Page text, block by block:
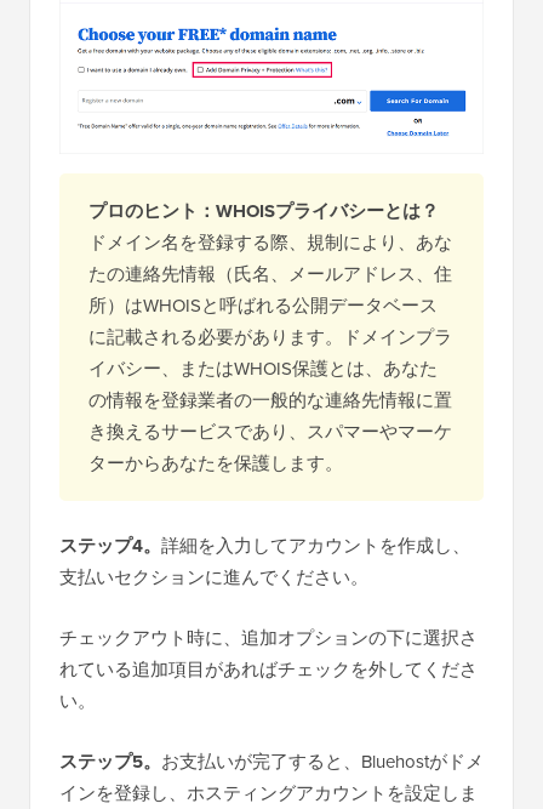
プロのヒント：WHOISプライバシーとは？
ドメイン名を登録する際、規制により、あな
たの連絡先情報（氏名、メールアドレス、住
所）はWHOISと呼ばれる公開データベース
に記載される必要があります。ドメインプラ
イバシー、またはWHOIS保護とは、あなた
の情報を登録業者の一般的な連絡先情報に置
き換えるサービスであり、スパマーやマーケ
ターからあなたを保護します。
ステップ4。 詳細を入力してアカウントを作成し、
支払いセクションに進んでください。
チェックアウト時に、追加オプションの下に選択さ
れている追加項目があればチェックを外してくださ
い。
ステップ5。 お支払いが完了すると、Bluehostがドメ
インを登録し、ホスティングアカウントを設定しま